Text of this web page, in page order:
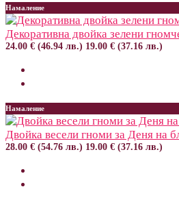
Намаление
Декоративна двойка зелени
24.00 € (46.94 лв.) 19.00 € (37.16 лв.)
Намаление
Двойка весели гноми за Деня на
28.00 € (54.76 лв.) 19.00 € (37.16 лв.)